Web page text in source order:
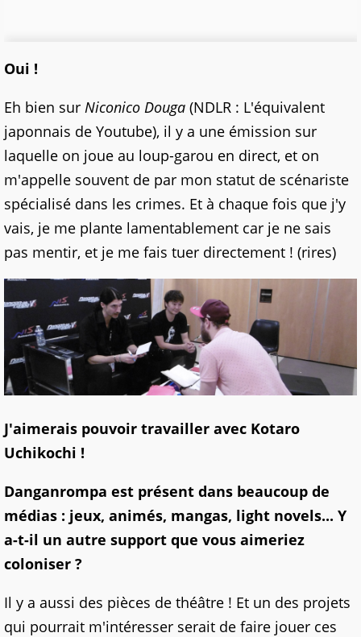
Oui !
Eh bien sur Niconico Douga (NDLR : L'équivalent
japonnais de Youtube), il y a une émission sur
laquelle on joue au loup-garou en direct, et on
m'appelle souvent de par mon statut de scénariste
spécialisé dans les crimes. Et à chaque fois que j'y
vais, je me plante lamentablement car je ne sais
pas mentir, et je me fais tuer directement ! (rires)
J'aimerais pouvoir travailler avec Kotaro
Uchikochi !
Danganrompa est présent dans beaucoup de
médias : jeux, animés, mangas, light novels... Y
a-t-il un autre support que vous aimeriez
coloniser ?
Il y a aussi des pièces de théâtre ! Et un des projets
qui pourrait m'intéresser serait de faire jouer ces